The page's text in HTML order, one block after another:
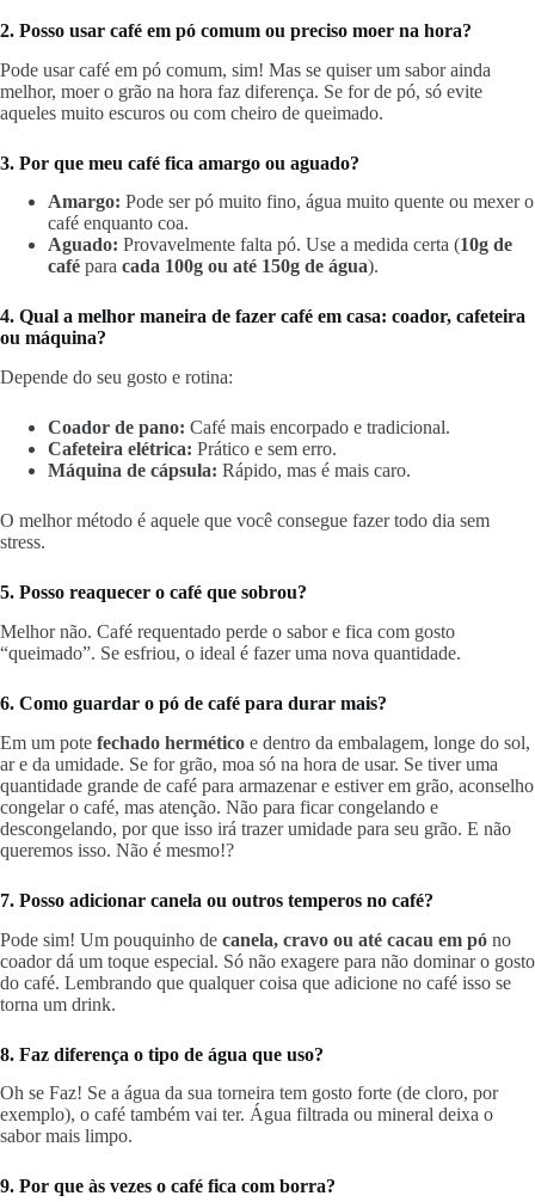
2. Posso usar café em pó comum ou preciso moer na hora?
Pode usar café em pó comum, sim! Mas se quiser um sabor ainda
melhor, moer o grão na hora faz diferença. Se for de pó, só evite
aqueles muito escuros ou com cheiro de queimado.
3. Por que meu café fica amargo ou aguado?
Amargo: Pode ser pó muito fino, água muito quente ou mexer o
café enquanto coa.
Aguado: Provavelmente falta pó. Use a medida certa (10g de
café para cada 100g ou até 150g de água).
4. Qual a melhor maneira de fazer café em casa: coador, cafeteira
ou máquina?
Depende do seu gosto e rotina:
Coador de pano: Café mais encorpado e tradicional.
Cafeteira elétrica: Prático e sem erro.
Máquina de cápsula: Rápido, mas é mais caro.
O melhor método é aquele que você consegue fazer todo dia sem
stress.
5. Posso reaquecer o café que sobrou?
Melhor não. Café requentado perde o sabor e fica com gosto
“queimado”. Se esfriou, o ideal é fazer uma nova quantidade.
6. Como guardar o pó de café para durar mais?
Em um pote fechado hermético e dentro da embalagem, longe do sol,
ar e da umidade. Se for grão, moa só na hora de usar. Se tiver uma
quantidade grande de café para armazenar e estiver em grão, aconselho
congelar o café, mas atenção. Não para ficar congelando e
descongelando, por que isso irá trazer umidade para seu grão. E não
queremos isso. Não é mesmo!?
7. Posso adicionar canela ou outros temperos no café?
Pode sim! Um pouquinho de canela, cravo ou até cacau em pó no
coador dá um toque especial. Só não exagere para não dominar o gosto
do café. Lembrando que qualquer coisa que adicione no café isso se
torna um drink.
8. Faz diferença o tipo de água que uso?
Oh se Faz! Se a água da sua torneira tem gosto forte (de cloro, por
exemplo), o café também vai ter. Água filtrada ou mineral deixa o
sabor mais limpo.
9. Por que às vezes o café fica com borra?